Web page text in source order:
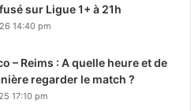
sur Ligue 1+ à 21h
14:40 pm
– Reims : A quelle heure et de
regarder le match ?
17:10 pm